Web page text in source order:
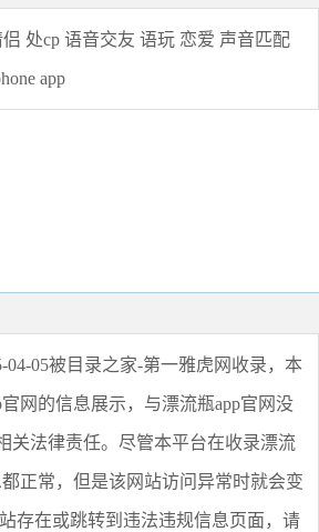
处cp 语音交友 语玩 恋爱 声音匹配
app
04-05被目录之家-第一雅虎网收录，本
网 的信息展示，与漂流瓶app官网没
关法律责任。尽管本平台在收录漂流
正常，但是该网站访问异常时就会变
存在或跳转到违法违规信息页面，请